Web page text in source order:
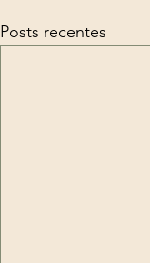
Posts recentes